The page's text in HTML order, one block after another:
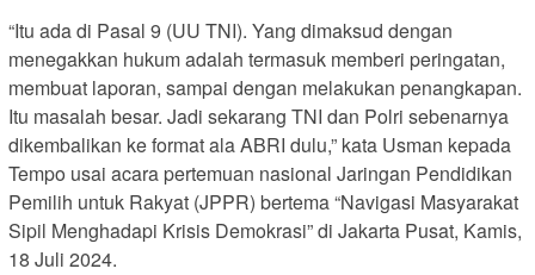
“Itu ada di Pasal 9 (UU TNI). Yang dimaksud dengan
menegakkan hukum adalah termasuk memberi peringatan,
membuat laporan, sampai dengan melakukan penangkapan.
Itu masalah besar. Jadi sekarang TNI dan Polri sebenarnya
dikembalikan ke format ala ABRI dulu,” kata Usman kepada
Tempo usai acara pertemuan nasional Jaringan Pendidikan
Pemilih untuk Rakyat (JPPR) bertema “Navigasi Masyarakat
Sipil Menghadapi Krisis Demokrasi” di Jakarta Pusat, Kamis,
18 Juli 2024.